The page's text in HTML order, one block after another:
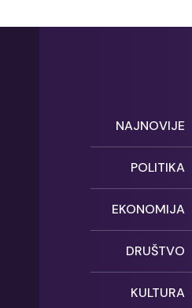
NAJNOVIJE
POLITIKA
EKONOMIJA
DRUŠTVO
KULTURA